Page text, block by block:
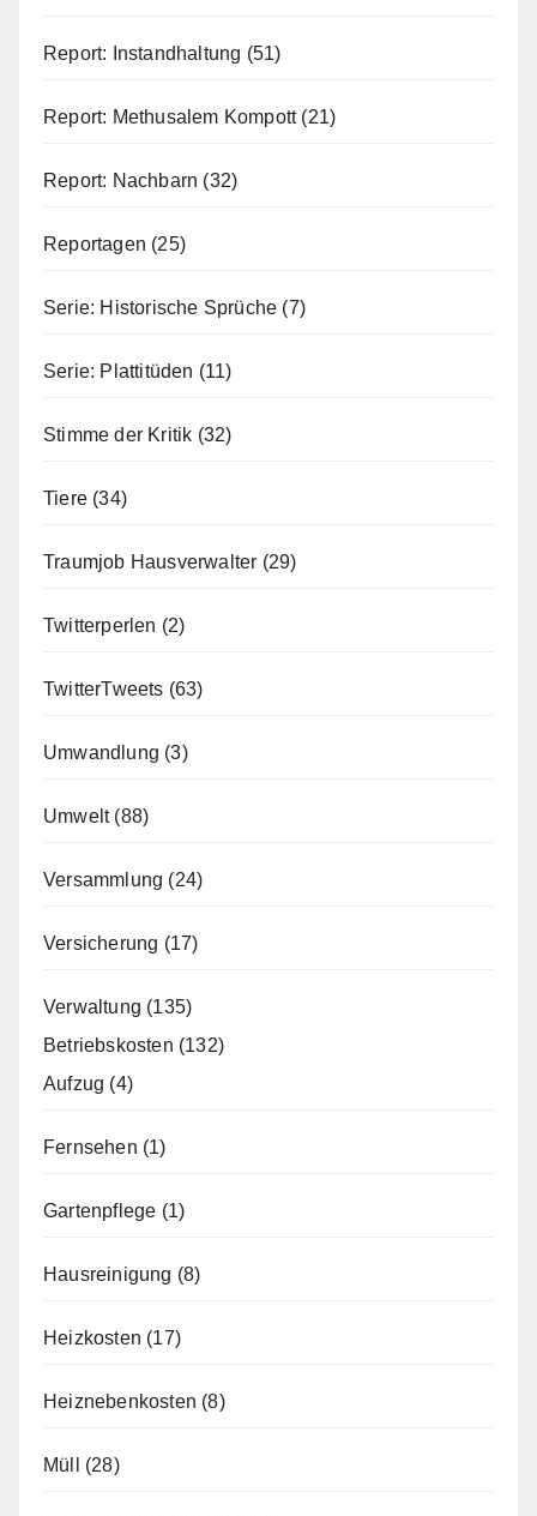
Report: Instandhaltung (51)
Report: Methusalem Kompott(21)
Report: Nachbarn (32)
Reportagen (25)
Serie: Historische Sprüche (7)
Serie: Plattitüden (11)
Stimme der Kritik (32)
Tiere (34)
Traumjob Hausverwalter (29)
Twitterperlen (2)
TwitterTweets (63)
Umwandlung (3)
Umwelt(88)
Versammlung (24)
Versicherung (17)
Verwaltung (135)
Betriebskosten (132)
Aufzug (4)
Fernsehen (1)
Gartenpflege (1)
Hausreinigung (8)
Heizkosten (17)
Heiznebenkosten (8)
Müll (28)